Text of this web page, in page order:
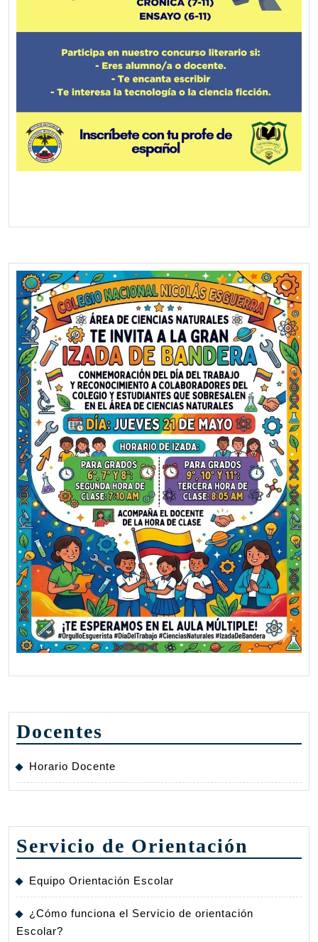
Docentes
Horario Docente
Servicio de Orientación
Equipo Orientación Escolar
¿Cómo funciona el Servicio de orientación
Escolar?